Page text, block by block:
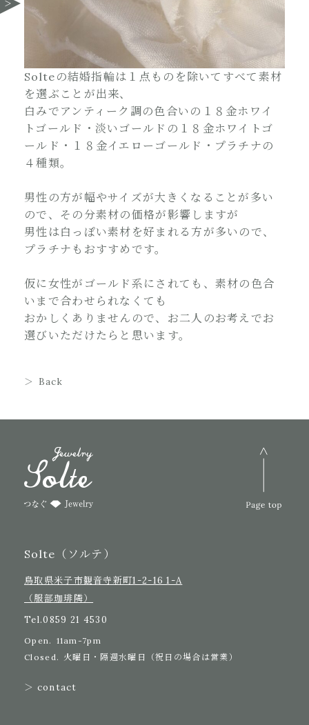
Solteの結婚指輪は１点ものを除いてすべて素材
を選ぶことが出来、
白みでアンティーク調の色合いの１８金ホワイ
トゴールド・淡いゴールドの１８金ホワイトゴ
ールド・１８金イエローゴールド・プラチナの
４種類。
男性の方が幅やサイズが大きくなることが多い
ので、その分素材の価格が影響しますが
男性は白っぽい素材を好まれる方が多いので、
プラチナもおすすめです。
仮に女性がゴールド系にされても、素材の色合
いまで合わせられなくても
おかしくありませんので、お二人のお考えでお
選びいただけたらと思います。
Back
Solte（ソルテ）
鳥取県米子市観音寺新町1-2-16 1-A
（服部珈琲隣）
Tel.0859 21 4530
Open. 11am-7pm
Closed. 火曜日・隔週水曜日（祝日の場合は営業）
＞ contact